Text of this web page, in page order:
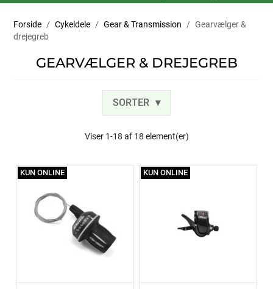
Forside Cykeldele Gear & Transmission
Gearvælger &
drejegreb
GEARVÆLGER & DREJEGREB
SORTER
Viser 1-18 af 18 element(er)
KUN ONLINE KUN ONLINE